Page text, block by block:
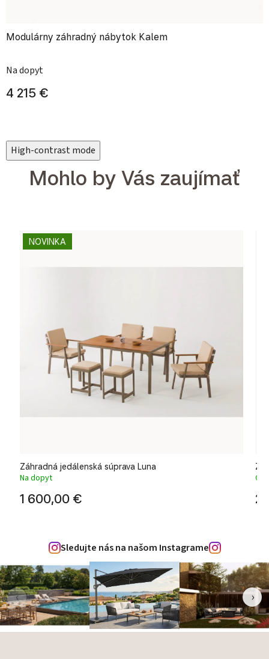
Modulárny záhradný nábytok Kalem
Na dopyt
4 215 €
High-contrast mode
Mohlo by Vás zaujímať
NOVINKA
Záhradná jedálenská súprava Luna
Na dopyt
1 600,00 € 2
Sledujte nás na našom Instagrame
‹ ›